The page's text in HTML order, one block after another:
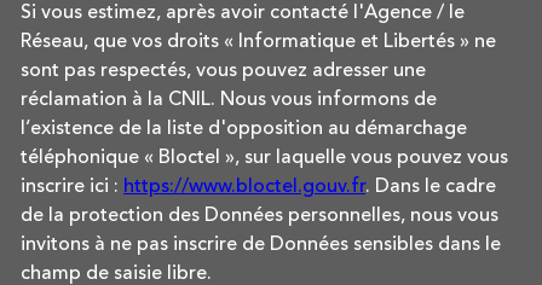
Si vous estimez, après avoir contacté l'Agence / le
Réseau, que vos droits « Informatique et Libertés » ne
sont pas respectés, vous pouvez adresser une
réclamation à la CNIL. Nous vous informons de
l’existence de la liste d'opposition au démarchage
téléphonique « Bloctel », sur laquelle vous pouvez vous
inscrire ici : https://www.bloctel.gouv.fr. Dans le cadre
de la protection des Données personnelles, nous vous
invitons à ne pas inscrire de Données sensibles dans le
champ de saisie libre.